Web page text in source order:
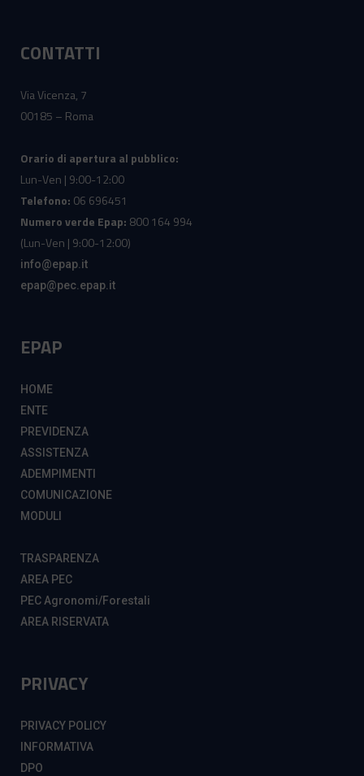
CONTATTI
Via Vicenza, 7
00185 – Roma
Orario di apertura al pubblico:
Lun-Ven | 9:00-12:00
Telefono: 06 696451
Numero verde Epap: 800 164 994
(Lun-Ven | 9:00-12:00)
info@epap.it
epap@pec.epap.it
EPAP
HOME
ENTE
PREVIDENZA
ASSISTENZA
ADEMPIMENTI
COMUNICAZIONE
MODULI
TRASPARENZA
AREA PEC
PEC Agronomi/Forestali
AREA RISERVATA
PRIVACY
PRIVACY POLICY
INFORMATIVA
DPO